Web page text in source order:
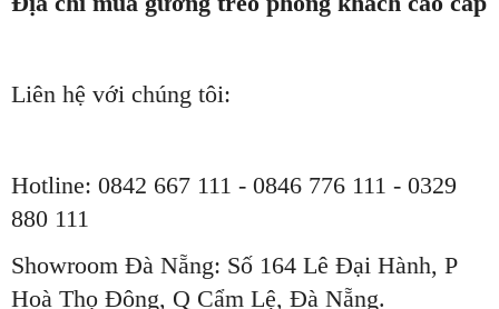
Liên hệ với chúng tôi:
Hotline: 0842 667 111 - 0846 776 111 - 0329
880 111
Showroom Đà Nẵng: Số 164 Lê Đại Hành, P
Hoà Thọ Đông, Q Cẩm Lệ, Đà Nẵng.